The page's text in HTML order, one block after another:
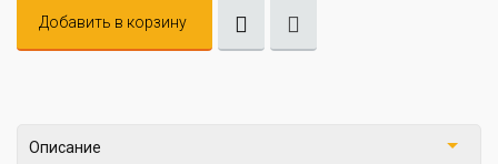
Добавить в корзину
Описание